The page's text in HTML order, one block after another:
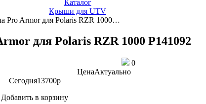
Каталог
Крыши для UTV
Pro Armor для Polaris RZR 1000…
для Polaris RZR 1000 P141092
0
ЦенаАктуально
Сегодня13700p
Добавить в корзину